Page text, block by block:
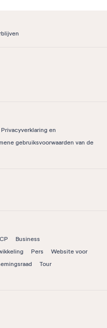
Privacyverklaring en
gebruiksvoorwaarden van de
Business
Pers
Website voor
Tour